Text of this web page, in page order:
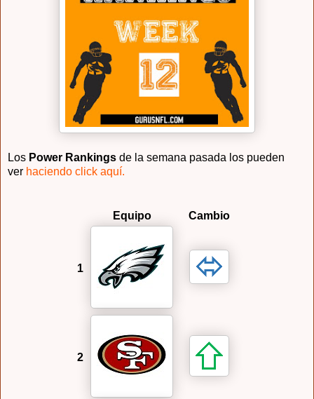
Los Power Rankings de la semana pasada los pueden
ver haciendo click aquí.
Equipo Cambio
1
2